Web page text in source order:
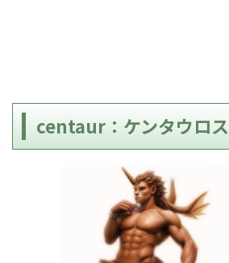
centaur：ケンタウロス